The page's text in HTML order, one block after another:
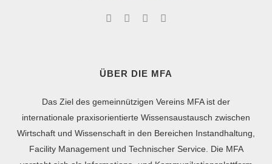
ÜBER DIE MFA
Das Ziel des gemeinnützigen Vereins MFA ist der
internationale praxisorientierte Wissensaustausch zwischen
Wirtschaft und Wissenschaft in den Bereichen Instandhaltung,
Facility Management und Technischer Service. Die MFA